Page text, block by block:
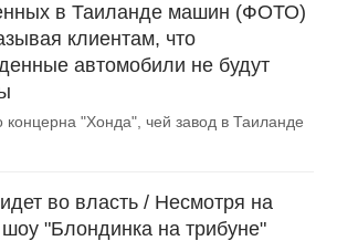
в Таиланде машин (ФОТО)
клиентам, что
автомобили не будут
концерна "Хонда", чей завод в Таиланде
во власть / Несмотря на
"Блондинка на трибуне"